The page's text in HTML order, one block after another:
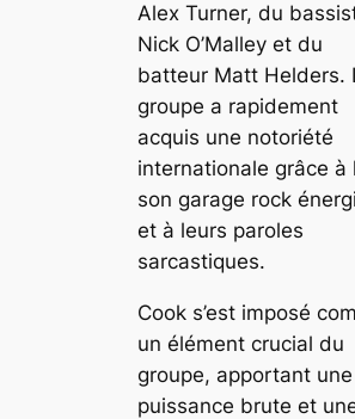
Alex Turner, du
Nick O’Malley et du
batteur Matt Helders.
groupe a rapidement
acquis une notoriété
internationale grâce à
son garage rock
et à leurs paroles
sarcastiques.
Cook s’est imposé
un élément crucial du
groupe, apportant une
puissance brute et